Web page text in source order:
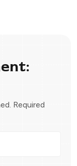
Required